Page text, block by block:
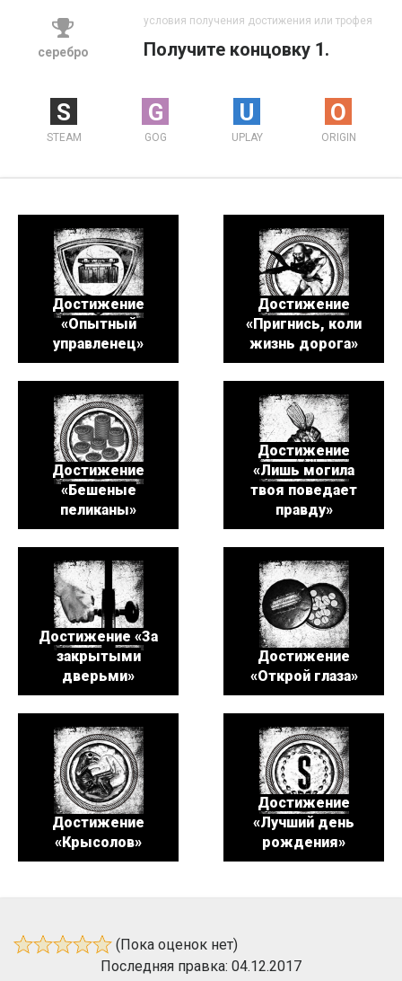
серебро
условия получения достижения или трофея
Получите концовку 1.
S
STEAM
G
GOG
U
UPLAY
O
ORIGIN
Достижение
«Опытный
управленец»
Достижение
«Пригнись, коли
жизнь дорога»
Достижение
«Бешеные
пеликаны»
Достижение
«Лишь могила
твоя поведает
правду»
Достижение «За
закрытыми
дверьми»
Достижение
«Открой глаза»
Достижение
«Крысолов»
Достижение
«Лучший день
рождения»
(Пока оценок нет)
Последняя правка: 04.12.2017